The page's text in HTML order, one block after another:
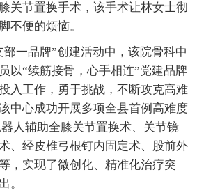
关节置换手术，该手术让林女士彻
不便的烦恼。
一品牌”创建活动中，该院骨科中
以“续筋接骨，心手相连”党建品牌
入工作，勇于挑战，不断攻克高难
中心成功开展多项全县首例高难度
人辅助全膝关节置换术、关节镜
、经皮椎弓根钉内固定术、股前外
，实现了微创化、精准化治疗突
。